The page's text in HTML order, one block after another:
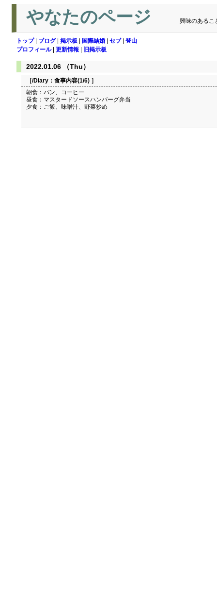
やなたのページ 興味のあるこ
トップ| ブログ| 掲示板 国際結婚 セブ| 登山
プロフィール| 更新情報 旧掲示板
2022.01.06 （Thu）
［/Diary： 食事内容(1/6) ］
朝食：パン、コーヒー
昼食：マスタードソースハンバーグ弁当
夕食：ご飯、味噌汁、野菜炒め